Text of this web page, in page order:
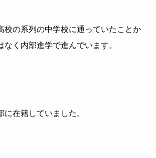
校の系列の中学校に通っていたことか
なく内部進学で進んでいます。
在籍していました。